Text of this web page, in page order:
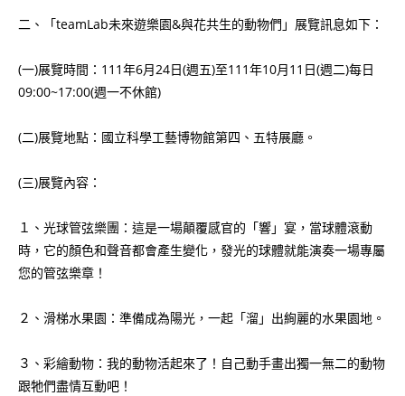
二、「teamLab未來遊樂園&與花共生的動物們」展覽訊息如下：
(一)展覽時間：111年6月24日(週五)至111年10月11日(週二)每日
09:00~17:00(週一不休館)
(二)展覽地點：國立科學工藝博物館第四、五特展廳。
(三)展覽內容：
１、光球管弦樂團：這是一場顛覆感官的「響」宴，當球體滾動
時，它的顏色和聲音都會產生變化，發光的球體就能演奏一場專屬
您的管弦樂章！
２、滑梯水果園：準備成為陽光，一起「溜」出絢麗的水果園地。
３、彩繪動物：我的動物活起來了！自己動手畫出獨一無二的動物
跟牠們盡情互動吧！